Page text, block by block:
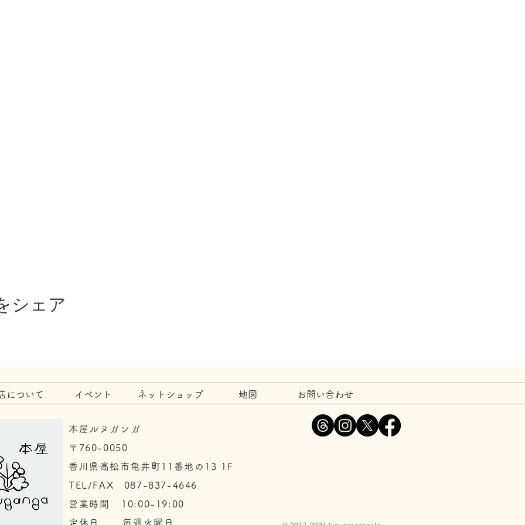
シェア
について イベント ネットショップ 地図 お問い合わせ
本屋ルヌガンガ
〒760-0050​
香川県高松市亀井町11番地の13 1F
TEL/FAX 087-837-4646
​営業時間 10:00-19:00
​定休日 毎週火曜日